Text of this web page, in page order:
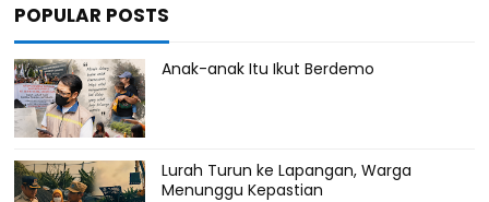
POPULAR POSTS
Anak-anak Itu Ikut Berdemo
Lurah Turun ke Lapangan, Warga
Menunggu Kepastian